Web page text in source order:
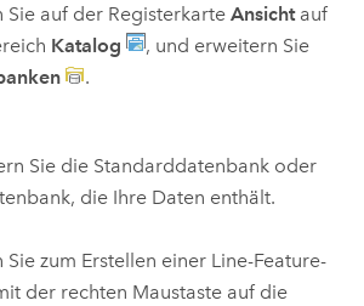
Sie auf der RegisterkarteAnsichtauf
Katalog
, und erweitern Sie
.
Sie die Standarddatenbank oder
die Ihre Daten enthält.
Sie zum Erstellen einer Line-Feature-
der rechten Maustaste auf die